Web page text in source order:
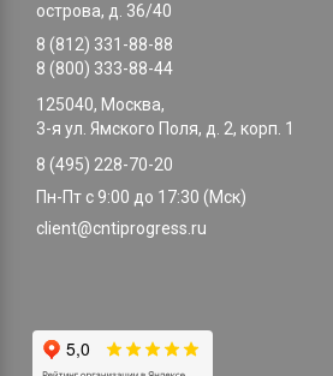
острова, д. 36/40
8 (812) 331-88-88
8 (800) 333-88-44
125040, Москва,
3-я ул. Ямского Поля, д. 2, корп. 1
8 (495) 228-70-20
Пн-Пт с 9:00 до 17:30 (Мск)
client@cntiprogress.ru